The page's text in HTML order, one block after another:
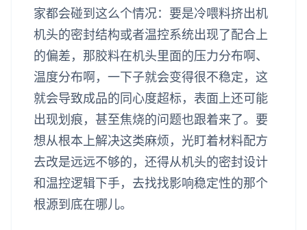
家都会碰到这么个情况：要是冷喂料挤出机
机头的密封结构或者温控系统出现了配合上
的偏差，那胶料在机头里面的压力分布啊、
温度分布啊，一下子就会变得很不稳定，这
就会导致成品的同心度超标，表面上还可能
出现划痕，甚至焦烧的问题也跟着来了。要
想从根本上解决这类麻烦，光盯着材料配方
去改是远远不够的，还得从机头的密封设计
和温控逻辑下手，去找找影响稳定性的那个
根源到底在哪儿。